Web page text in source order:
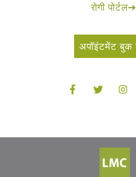
रोगी पोर्टल➔
अपॉइंटमेंट बुक